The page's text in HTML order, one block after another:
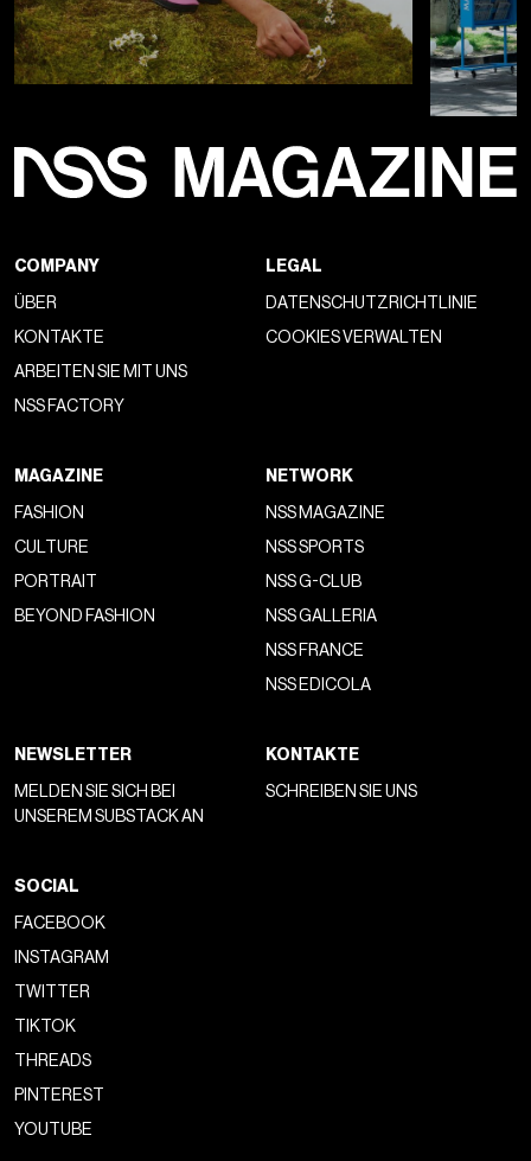
COMPANY
ÜBER
KONTAKTE
ARBEITEN SIE MIT UNS
NSS FACTORY
LEGAL
DATENSCHUTZRICHTLINIE
COOKIES VERWALTEN
MAGAZINE
FASHION
CULTURE
PORTRAIT
BEYOND FASHION
NETWORK
NSS MAGAZINE
NSS SPORTS
NSS G-CLUB
NSS GALLERIA
NSS FRANCE
NSS EDICOLA
NEWSLETTER
MELDEN SIE SICH BEI
UNSEREM SUBSTACK AN
KONTAKTE
SCHREIBEN SIE UNS
SOCIAL
FACEBOOK
INSTAGRAM
TWITTER
TIKTOK
THREADS
PINTEREST
YOUTUBE